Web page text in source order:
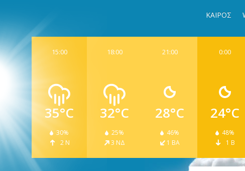
ΚΑΙΡΟΣ
0:00
24°C
48%
1 Β
21:00
28°C
46%
1 ΒΑ
18:00
32°C
25%
3 ΝΔ
15:00
35°C
30%
2 Ν